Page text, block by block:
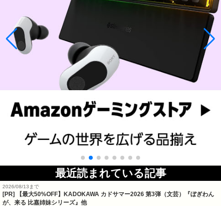
最近読まれている記事
2026/08/13まで
[PR]
【最大50%OFF】KADOKAWA カドサマー2026 第3弾（文芸）『ぼぎわん
が、来る 比嘉姉妹シリーズ』他